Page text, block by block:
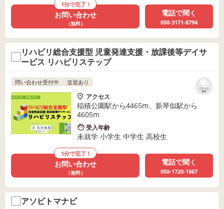
1分で完了！
お問い合わせ
（無料）
電話で聞く
050-3171-8794
リハビリ総合支援型 児童発達支援・放課後等デイサ
ービス リハビリステップ
リストに
保存
問い合わせ受付中 送迎あり
アクセス
稲積公園駅から4465m、新琴似駅から
4605m
受入年齢
未就学 小学生 中学生 高校生
1分で完了！
お問い合わせ
（無料）
電話で聞く
050-1720-1867
アソビトマナビ